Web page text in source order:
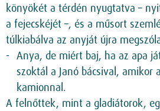
könyökét a térdén nyugtatva –
a fejecskéjét –, és a műsort
túlkiabálva az anyját újra
Anya, de miért baj, ha az apa
szoktál a Janó bácsival, amikor
kamionnal.
A felnőttek, mint a gladiátorok,